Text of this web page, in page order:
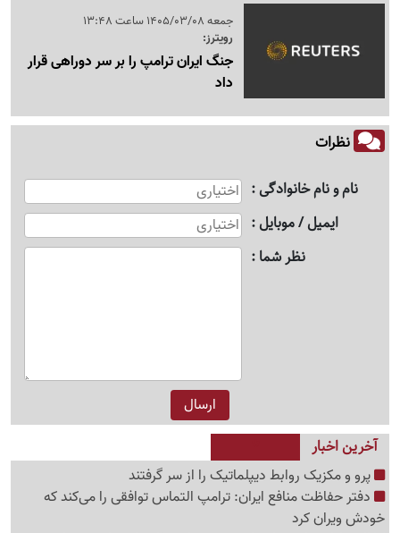
جمعه 1405/03/08 ساعت 13:48
رویترز:
جنگ ایران ترامپ را بر سر دوراهی قرار
داد
نظرات
نام و نام خانوادگی
ایمیل / موبایل
نظر شما
آخرین اخبار
پرو و مکزیک روابط دیپلماتیک را از سر گرفتند
دفتر حفاظت منافع ایران: ترامپ التماس توافقی را می‌کند که
خودش ویران کرد